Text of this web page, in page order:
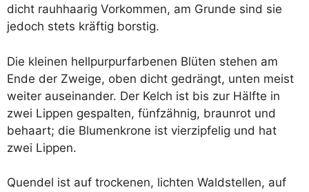
dicht rauh­haa­rig Vor­kom­men, am Grun­de sind sie
jedoch stets kräf­tig borstig.
Die klei­nen hell­pur­pur­far­be­nen Blü­ten ste­hen am
Ende der Zwei­ge, oben dicht gedrängt, unten meist
wei­ter aus­ein­an­der. Der Kelch ist bis zur Hälf­te in
zwei Lip­pen gespal­ten, fünf­zäh­nig, braun­rot und
behaart; die Blu­men­kro­ne ist vier­zip­fel­ig und hat
zwei Lippen.
Quen­del ist auf tro­cke­nen, lich­ten Wald­stel­len, auf